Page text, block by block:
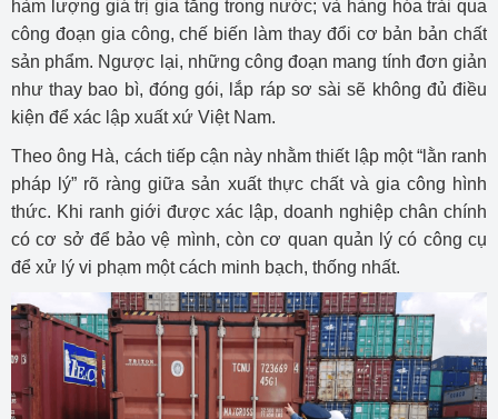
hàm lượng giá trị gia tăng trong nước; và hàng hóa trải qua
công đoạn gia công, chế biến làm thay đổi cơ bản bản chất
sản phẩm. Ngược lại, những công đoạn mang tính đơn giản
như thay bao bì, đóng gói, lắp ráp sơ sài sẽ không đủ điều
kiện để xác lập xuất xứ Việt Nam.
Theo ông Hà, cách tiếp cận này nhằm thiết lập một “lằn ranh
pháp lý” rõ ràng giữa sản xuất thực chất và gia công hình
thức. Khi ranh giới được xác lập, doanh nghiệp chân chính
có cơ sở để bảo vệ mình, còn cơ quan quản lý có công cụ
để xử lý vi phạm một cách minh bạch, thống nhất.